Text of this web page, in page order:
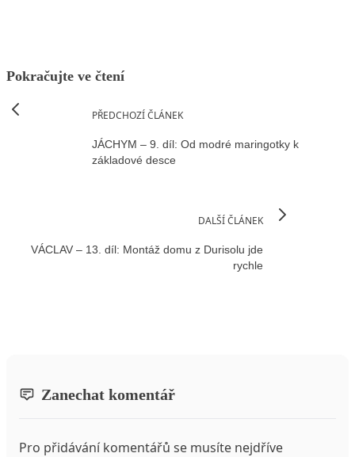
Pokračujte ve čtení
PŘEDCHOZÍ ČLÁNEK
JÁCHYM – 9. díl: Od modré maringotky k
základové desce
DALŠÍ ČLÁNEK
VÁCLAV – 13. díl: Montáž domu z Durisolu jde
rychle
Zanechat komentář
Pro přidávání komentářů se musíte nejdříve